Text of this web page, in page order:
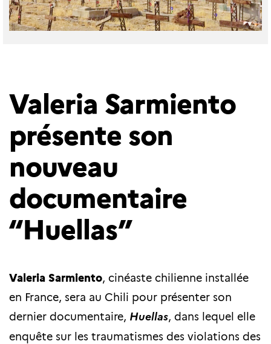
Valeria Sarmiento
présente son
nouveau
documentaire
“Huellas”
Valeria Sarmiento, cinéaste chilienne installée
en France, sera au Chili pour présenter son
dernier documentaire, Huellas, dans lequel elle
enquête sur les traumatismes des violations des